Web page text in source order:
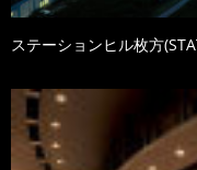
ステーションヒル枚方